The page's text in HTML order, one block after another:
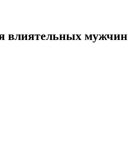
влиятельных мужчин